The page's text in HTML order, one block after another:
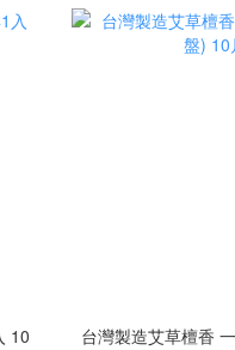
10
台灣製造艾草檀香